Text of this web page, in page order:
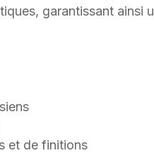
garantissant ainsi
et de finitions